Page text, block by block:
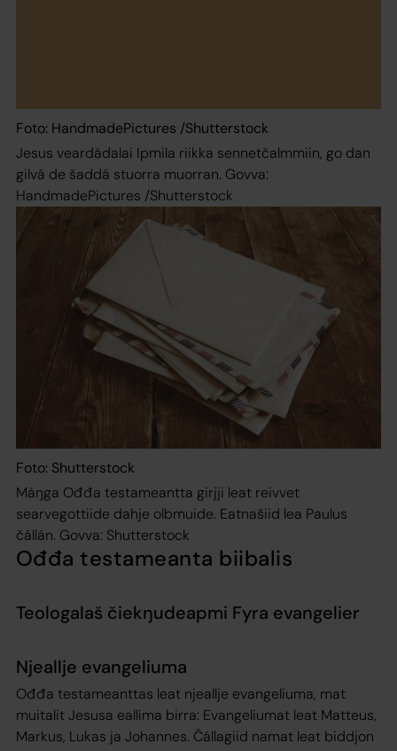
Foto: HandmadePictures /Shutterstock
Jesus veardádalai Ipmila riikka sennetčalmmiin, go dan
gilvá de šaddá stuorra muorran. Govva:
HandmadePictures /Shutterstock
Foto: Shutterstock
Máŋga Ođđa testameantta girjji leat reivvet
searvegottiide dahje olbmuide. Eatnašiid lea Paulus
čállán. Govva: Shutterstock
Ođđa testameanta biibalis
Teologalaš čiekŋudeapmi Fyra evangelier
Njeallje evangeliuma
Ođđa testameanttas leat njeallje evangeliuma, mat
muitalit Jesusa eallima birra: Evangeliumat leat Matteus,
Markus, Lukas ja Johannes. Čállagiid namat leat biddjon